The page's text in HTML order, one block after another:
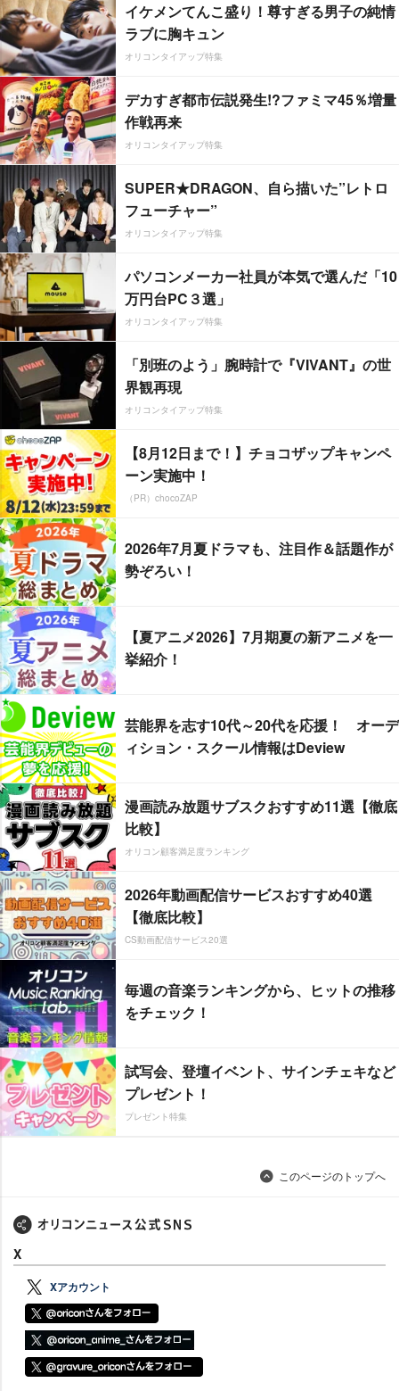
イケメンてんこ盛り！尊すぎる男子の純情
ラブに胸キュン
オリコンタイアップ特集
デカすぎ都市伝説発生!?ファミマ45％増量
作戦再来
オリコンタイアップ特集
SUPER★DRAGON、自ら描いた”レトロ
フューチャー”
オリコンタイアップ特集
パソコンメーカー社員が本気で選んだ「10
万円台PC３選」
オリコンタイアップ特集
「別班のよう」腕時計で『VIVANT』の世
界観再現
オリコンタイアップ特集
【8月12日まで！】チョコザップキャンペ
ーン実施中！
（PR）chocoZAP
2026年7月夏ドラマも、注目作＆話題作が
勢ぞろい！
【夏アニメ2026】7月期夏の新アニメを一
挙紹介！
芸能界を志す10代～20代を応援！ オーデ
ィション・スクール情報はDeview
漫画読み放題サブスクおすすめ11選【徹底
比較】
オリコン顧客満足度ランキング
2026年動画配信サービスおすすめ40選
【徹底比較】
CS動画配信サービス20選
毎週の音楽ランキングから、ヒットの推移
をチェック！
試写会、登壇イベント、サインチェキなど
プレゼント！
プレゼント特集
このページのトップへ
X
Xアカウント